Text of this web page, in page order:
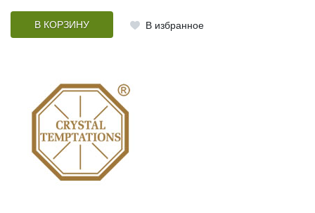
В КОРЗИНУ В избранное